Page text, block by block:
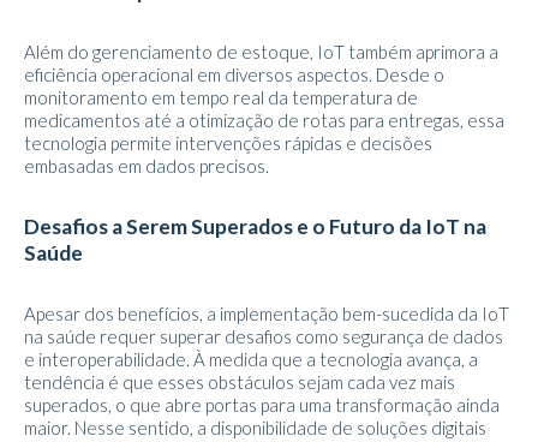
Além do gerenciamento de estoque, IoT também aprimora a
eficiência operacional em diversos aspectos. Desde o
monitoramento em tempo real da temperatura de
medicamentos até a otimização de rotas para entregas, essa
tecnologia permite intervenções rápidas e decisões
embasadas em dados precisos.
Desafios a Serem Superados e o Futuro da IoT na
Saúde
Apesar dos benefícios, a implementação bem-sucedida da IoT
na saúde requer superar desafios como segurança de dados
e interoperabilidade. À medida que a tecnologia avança, a
tendência é que esses obstáculos sejam cada vez mais
superados, o que abre portas para uma transformação ainda
maior. Nesse sentido, a disponibilidade de soluções digitais